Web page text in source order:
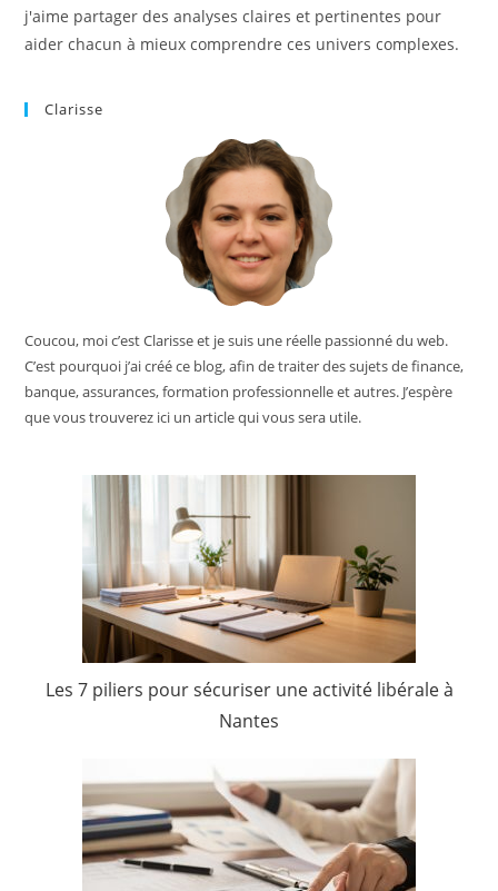
j'aime partager des analyses claires et pertinentes pour
aider chacun à mieux comprendre ces univers complexes.
Clarisse
Coucou, moi c’est Clarisse et je suis une réelle passionné du web.
C’est pourquoi j’ai créé ce blog, afin de traiter des sujets de finance,
banque, assurances, formation professionnelle et autres. J’espère
que vous trouverez ici un article qui vous sera utile.
Les 7 piliers pour sécuriser une activité libérale à
Nantes